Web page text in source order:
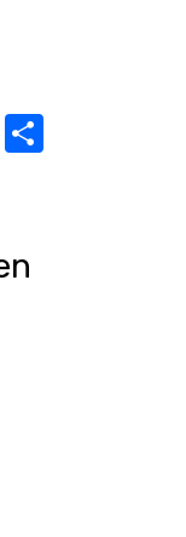
WhatsApp